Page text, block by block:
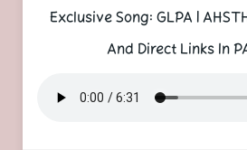
Exclusive Song: GLPA |
And Direct Links In